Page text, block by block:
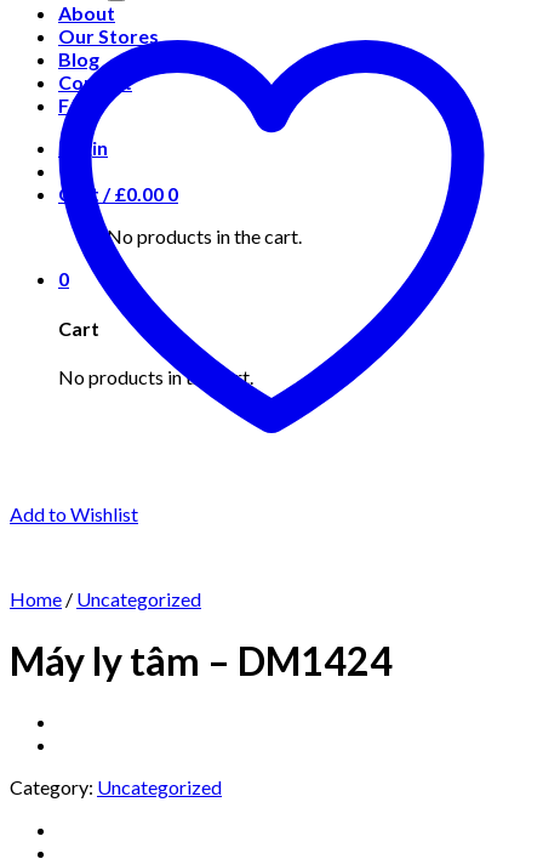
About
Our Stores
Blog
Contact
FAQ
Login
Cart /£0.00 0
No products in the cart.
0
Cart
No products in the cart.
Add to Wishlist
Home / Uncategorized
Máy ly tâm – DM1424
Category: Uncategorized